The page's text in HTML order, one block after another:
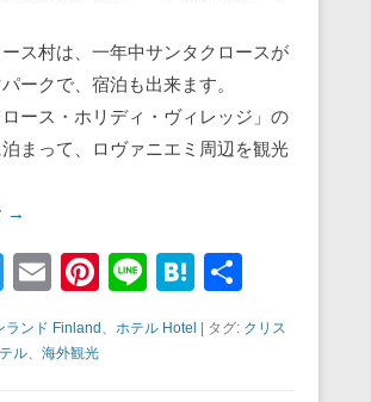
ス村は、一年中サンタクロースが
ークで、宿泊も出来ます。
ロース・ホリディ・ヴィレッジ」の
まって、ロヴァニエミ周辺を観光
→
T
wi
tt
E
m
ail
Pi
nt
er
Li
n
e
H
at
e
有
ランド Finland 、 ホテル Hotel タグ: クリス
ル、 海外観光